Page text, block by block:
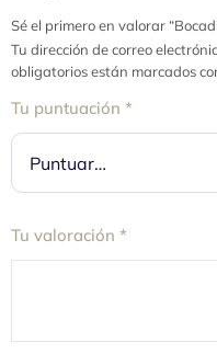
Sé el primero en valorar
Tu dirección de correo
obligatorios están marcados
Tu puntuación *
Tu valoración *